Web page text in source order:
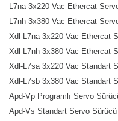
L7na 3x220 Vac Ethercat
L7nh 3x380 Vac Ethercat
Xdl-L7na 3x220 Vac Ethercat
Xdl-L7nh 3x380 Vac Ethercat
Xdl-L7sa 3x220 Vac Standart
Xdl-L7sb 3x380 Vac Standart
Apd-Vp Programlı Servo
Apd-Vs Standart Servo Sürücü